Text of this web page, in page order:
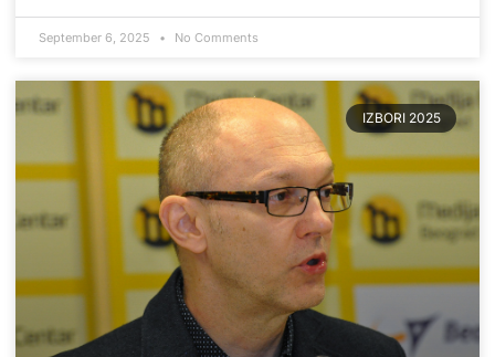
September 6, 2025 No Comments
IZBORI 2025